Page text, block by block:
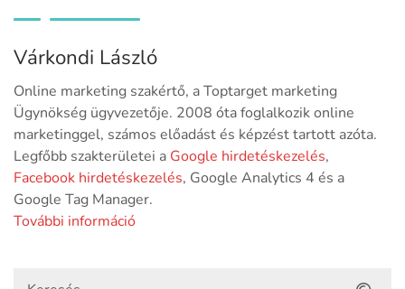
Várkondi László
Online marketing szakértő, a Toptarget marketing
Ügynökség ügyvezetője. 2008 óta foglalkozik online
marketinggel, számos előadást és képzést tartott azóta.
Legfőbb szakterületei a Google hirdetéskezelés,
Facebook hirdetéskezelés, Google Analytics 4 és a
Google Tag Manager.
További információ